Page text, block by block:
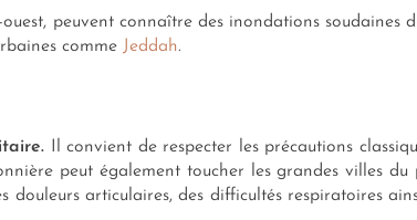
peuvent connaître des inondations soudaines
comme Jeddah.
Il convient de respecter les précautions
peut également toucher les grandes villes du
douleurs articulaires, des difficultés respiratoires